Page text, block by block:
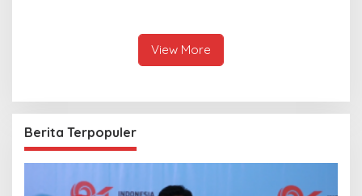
View More
Berita Terpopuler